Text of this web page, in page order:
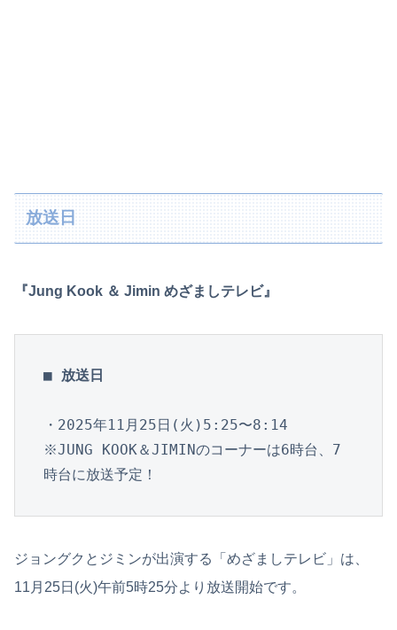
放送日
『Jung Kook ＆ Jimin めざましテレビ』
■ 放送日
・2025年11月25日(火)5:25〜8:14
※JUNG KOOK＆JIMINのコーナーは6時台、7
時台に放送予定！
ジョングクとジミンが出演する「めざましテレビ」は、
11月25日(火)午前5時25分より放送開始です。